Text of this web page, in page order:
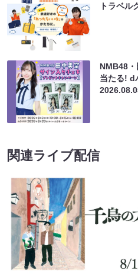
トラベル
NMB48
当たる! d
関連ライブ配信